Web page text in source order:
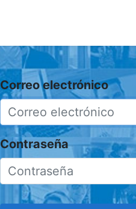
Correo electrónico
Contraseña